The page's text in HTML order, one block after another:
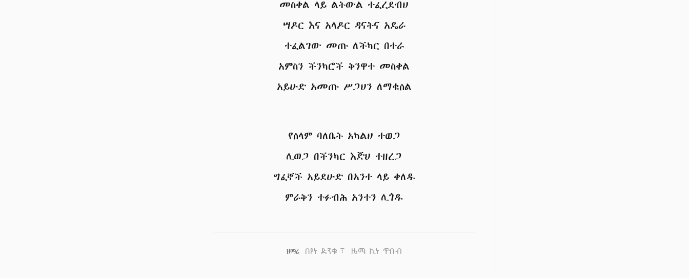
መስቀል ላይ ልትውል ተፈረደብህ
ሣዶር እና አላዶር ዳናትና አዴራ
ተፈልገው መጡ ለችካር በተራ
አምስን ችንካሮች ቅንዋተ መስቀል
አይሁድ አመጡ ሥጋህን ለማቁሰል
የሰላም ባለቤት አካልህ ተወጋ
ሊወጋ በችንካር እጅህ ተዘረጋ
ግፈኞች አይደሁድ በአንተ ላይ ቀለዱ
ምራቅን ተፉብሕ አንተን ሊጎዱ
ዘማሪ በየነ ድንቁ፣ ዜማ ኪነ ጥበብ